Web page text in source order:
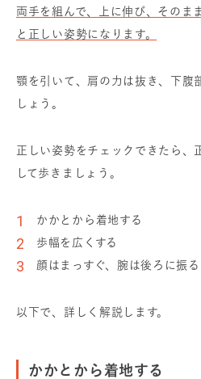
両手を組んで、上に伸び、そのま
と正しい姿勢になります。
顎を引いて、肩の力は抜き、下腹
しょう。
正しい姿勢をチェックできたら、
して歩きましょう。
かかとから着地する
歩幅を広くする
顔はまっすぐ、腕は後ろに振る
以下で、詳しく解説します。
かかとから着地する